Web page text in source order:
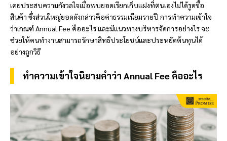
เคยประสบความกังวลใจเมื่อพบยอดเรียกเก็บแฝงที่ตนเองไม่ได้รูดซื้อ
สินค้า ซึ่งส่วนใหญ่ยอดดังกล่าวคือค่าธรรมเนียมรายปี การทำความเข้าใจ
ว่าเกณฑ์ Annual Fee คืออะไร และมีแนวทางบริหารจัดการอย่างไร จะ
ช่วยให้คนทำงานสามารถรักษาสิทธิประโยชน์และประหยัดต้นทุนได้
อย่างถูกวิธี
ทำความเข้าใจนิยามคำว่า Annual Fee คืออะไร